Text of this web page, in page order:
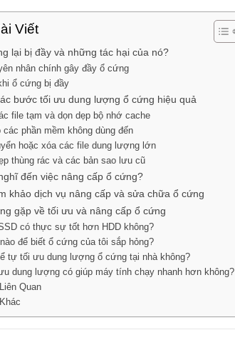
Viết
lại bị đầy và những tác hại của nó?
nhân chính gây đầy ổ cứng
ổ cứng bị đầy
bước tối ưu dung lượng ổ cứng hiệu quả
file tạm và dọn dẹp bộ nhớ cache
các phần mềm không dùng đến
hoặc xóa các file dung lượng lớn
thùng rác và các bản sao lưu cũ
đến việc nâng cấp ổ cứng?
khảo dịch vụ nâng cấp và sửa chữa ổ cứng
gặp về tối ưu và nâng cấp ổ cứng
có thực sự tốt hơn HDD không?
để biết ổ cứng của tôi sắp hỏng?
tự tối ưu dung lượng ổ cứng tại nhà không?
dung lượng có giúp máy tính chạy nhanh hơn không?
Quan